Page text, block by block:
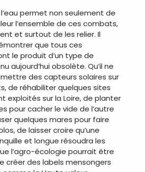
permet non seulement de
l’ensemble de ces combats,
et surtout de les relier. Il
que tous ces
le produit d’un type de
aujourd’hui obsolète. Qu’il ne
des capteurs solaires sur
de réhabiliter quelques sites
exploités sur la Loire, de planter
pour cacher le vide de l’autre
quelques mares pour faire
de laisser croire qu’une
et longue résoudra les
l’agro-écologie pourrait être
créer des labels mensongers